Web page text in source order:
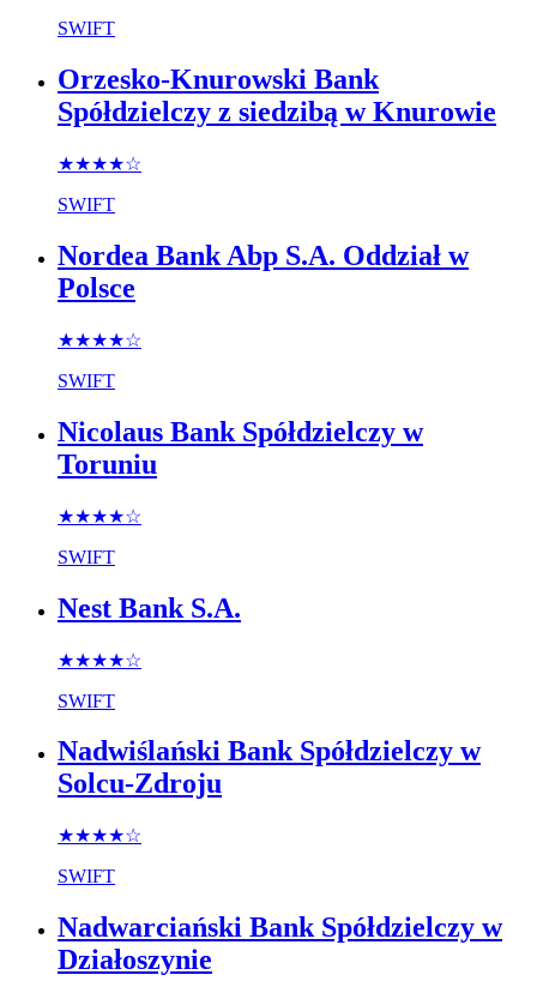
SWIFT
Orzesko-Knurowski Bank
Spółdzielczy z siedzibą w Knurowie
★★★★☆
SWIFT
Nordea Bank Abp S.A. Oddział w
Polsce
★★★★☆
SWIFT
Nicolaus Bank Spółdzielczy w
Toruniu
★★★★☆
SWIFT
Nest Bank S.A.
★★★★☆
SWIFT
Nadwiślański Bank Spółdzielczy w
Solcu-Zdroju
★★★★☆
SWIFT
Nadwarciański Bank Spółdzielczy w
Działoszynie